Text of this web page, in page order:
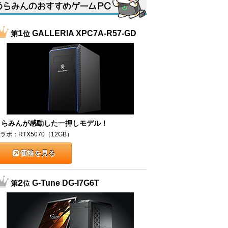
第1位GALLERIA XPC7A-R57-GD
みんが感動した一押しモデル！
ボ：RTX5070（12GB）
価格を見る
第2位G-Tune DG-I7G6T